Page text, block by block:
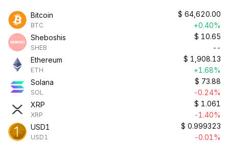
Bitcoin
BTC
$ 64,620.00
+0.40%
Sheboshis
SHEB
$ 10.65
--
Ethereum
ETH
$ 1,908.13
+1.68%
Solana
SOL
$ 73.88
-0.24%
XRP
XRP
$ 1.061
-1.40%
USD1
USD1
$ 0.999323
-0.01%